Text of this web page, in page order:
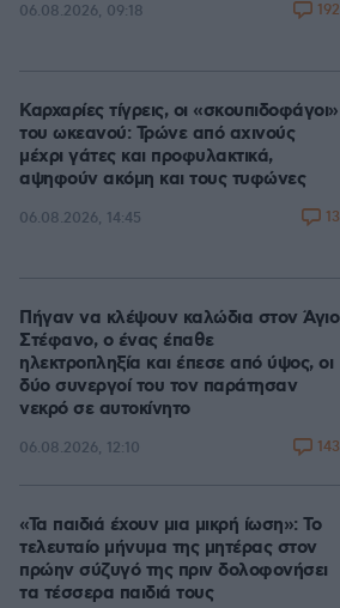
06.08.2026, 09:18 192
Καρχαρίες τίγρεις, οι «σκουπιδοφάγοι»
του ωκεανού: Τρώνε από αχινούς
μέχρι γάτες και προφυλακτικά,
αψηφούν ακόμη και τους τυφώνες
06.08.2026, 14:45 13
Πήγαν να κλέψουν καλώδια στον Άγιο
Στέφανο, ο ένας έπαθε
ηλεκτροπληξία και έπεσε από ύψος, οι
δύο συνεργοί του τον παράτησαν
νεκρό σε αυτοκίνητο
06.08.2026, 12:10 143
«Τα παιδιά έχουν μια μικρή ίωση»: Το
τελευταίο μήνυμα της μητέρας στον
πρώην σύζυγό της πριν δολοφονήσει
τα τέσσερα παιδιά τους